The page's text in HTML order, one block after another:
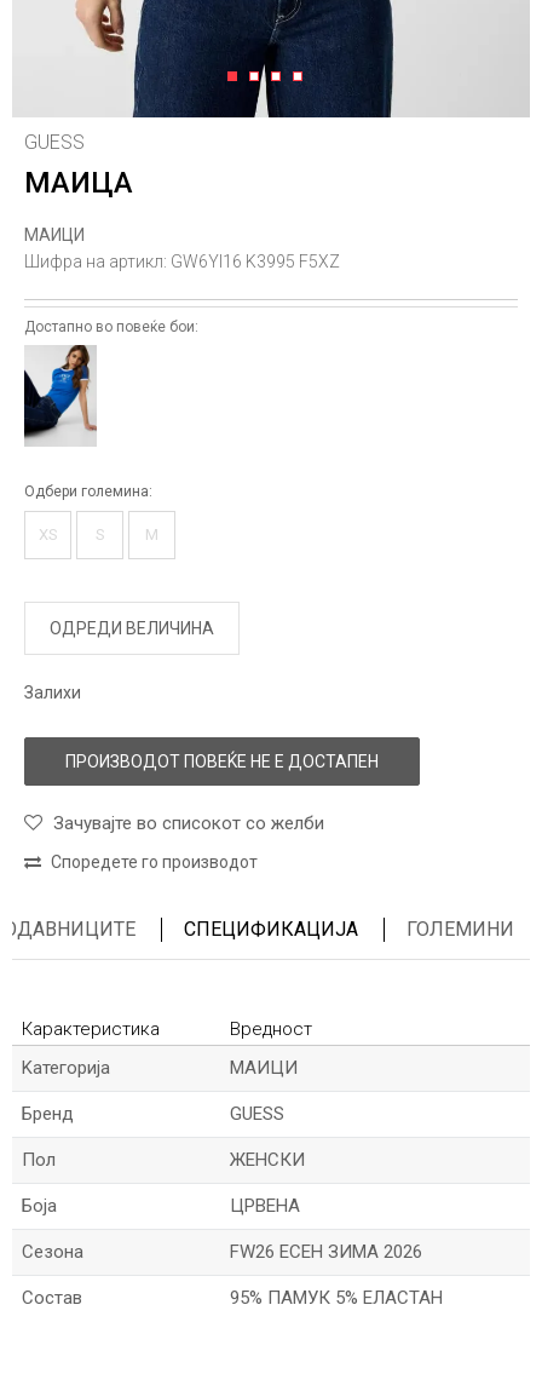
1 2 3 4
GUESS
МАИЦА
МАИЦИ
Шифра на артикл: GW6YI16 K3995 F5XZ
Достапно во повеќе бои:
Одбери големина:
XS S M
ОДРЕДИ ВЕЛИЧИНА
Залихи
ПРОИЗВОДОТ ПОВЕЌЕ НЕ Е ДОСТАПЕН
Зачувајте во списокот со желби
Споредете го производот
СПЕЦИФИКАЦИЈА ГОЛЕМИНИ
Карактеристика
Вредност
Kатегорија
МАИЦИ
Бренд GUESS
Пол ЖЕНСКИ
Боја ЦРВЕНА
Сезона FW26 ЕСЕН ЗИМА 2026
Состав 95% ПАМУК 5% ЕЛАСТАН